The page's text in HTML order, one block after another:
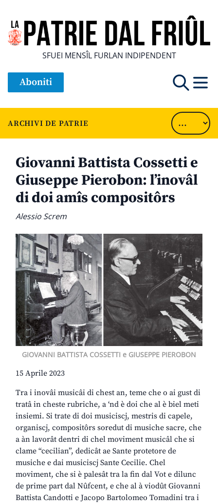
SFUEI MENSÎL FURLAN INDIPENDENT
Aboniti
ARCHIVI DE PATRIE
Giovanni Battista Cossetti e
Giuseppe Pierobon: l’inovâl
di doi amîs compositôrs
Alessio Screm
GIOVANNI BATTISTA COSSETTI e GIUSEPPE PIEROBON
15 Aprile 2023
Tra i inovâi musicâi di chest an, teme che o ai gust di
tratâ in cheste rubriche, a ‘nd è doi che al è biel meti
insiemi. Si trate di doi musiciscj, mestris di capele,
organiscj, compositôrs soredut di musiche sacre, che
a àn lavorât dentri di chel moviment musicâl che si
clame “cecilian”, dedicât ae Sante protetore de
musiche e dai musiciscj Sante Cecilie. Chel
moviment, che si è palesât tra la fin dal Vot e dilunc
de prime part dal Nûfcent, e che al à viodût Giovanni
Battista Candotti e Jacopo Bartolomeo Tomadini tra i